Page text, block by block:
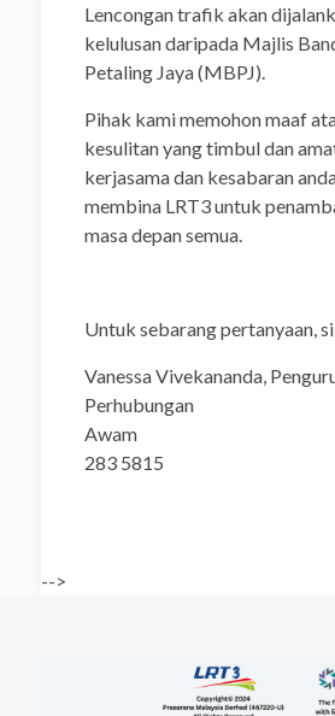
Lencongan trafik akan
kelulusan daripada Majlis
Petaling Jaya (MBPJ).
Pihak kami memohon maaf
kesulitan yang timbul dan
kerjasama dan kesabaran
membina LRT3 untuk
masa depan semua.
Untuk sebarang pertanyaan,
Vanessa Vivekananda,
Perhubungan
Awam :
283 5815
-->